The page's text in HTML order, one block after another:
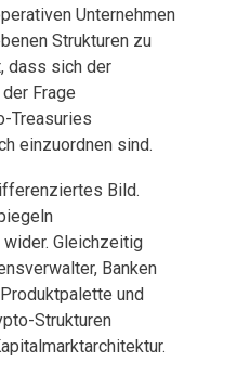
Unternehmen
Strukturen zu
dass sich der
Frage
Treasuries
einzuordnen sind.
Bild.
Gleichzeitig
Banken
und
Strukturen